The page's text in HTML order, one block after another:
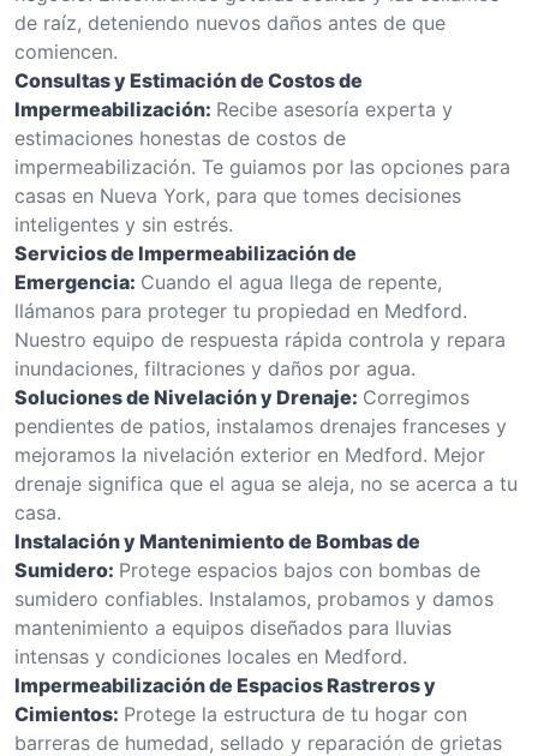
de raíz, deteniendo nuevos daños antes de que
comiencen.
Consultas y Estimación de Costos de
Impermeabilización: Recibe asesoría experta y
estimaciones honestas de costos de
impermeabilización. Te guiamos por las opciones para
casas en Nueva York, para que tomes decisiones
inteligentes y sin estrés.
Servicios de Impermeabilización de
Emergencia: Cuando el agua llega de repente,
llámanos para proteger tu propiedad en Medford.
Nuestro equipo de respuesta rápida controla y repara
inundaciones, filtraciones y daños por agua.
Soluciones de Nivelación y Drenaje: Corregimos
pendientes de patios, instalamos drenajes franceses y
mejoramos la nivelación exterior en Medford. Mejor
drenaje significa que el agua se aleja, no se acerca a tu
casa.
Instalación y Mantenimiento de Bombas de
Sumidero: Protege espacios bajos con bombas de
sumidero confiables. Instalamos, probamos y damos
mantenimiento a equipos diseñados para lluvias
intensas y condiciones locales en Medford.
Impermeabilización de Espacios Rastreros y
Cimientos: Protege la estructura de tu hogar con
barreras de humedad, sellado y reparación de grietas